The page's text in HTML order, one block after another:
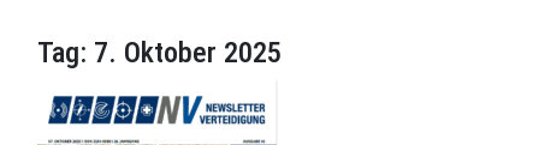
Tag: 7. Oktober 2025